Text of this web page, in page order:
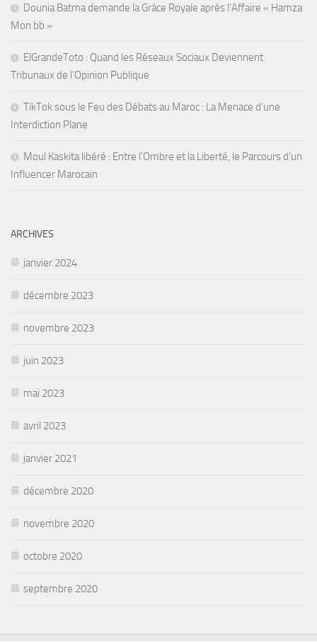
Dounia Batma demande la Grâce Royale après l’Affaire « Hamza
Mon bb »
ElGrandeToto : Quand les Réseaux Sociaux Deviennent
Tribunaux de l’Opinion Publique
TikTok sous le Feu des Débats au Maroc : La Menace d’une
Interdiction Plane
Moul Kaskita libéré : Entre l’Ombre et la Liberté, le Parcours d’un
Influencer Marocain
ARCHIVES
janvier 2024
décembre 2023
novembre 2023
juin 2023
mai 2023
avril 2023
janvier 2021
décembre 2020
novembre 2020
octobre 2020
septembre 2020